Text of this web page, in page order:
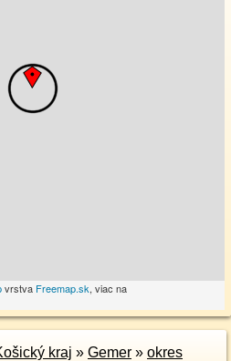
vrstva Freemap.sk, viac na
kraj » Gemer » okres